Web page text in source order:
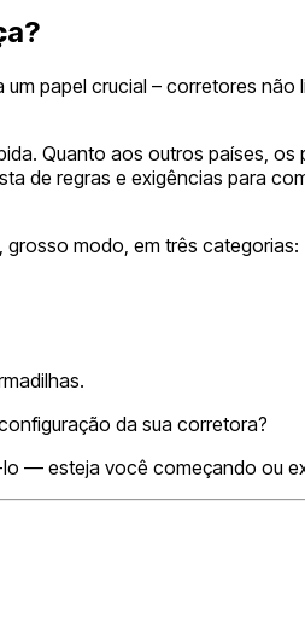
papel crucial – corretores
Quanto aos outros países,
de regras e exigências para
modo, em três categorias:
da sua corretora?
— esteja você começando ou